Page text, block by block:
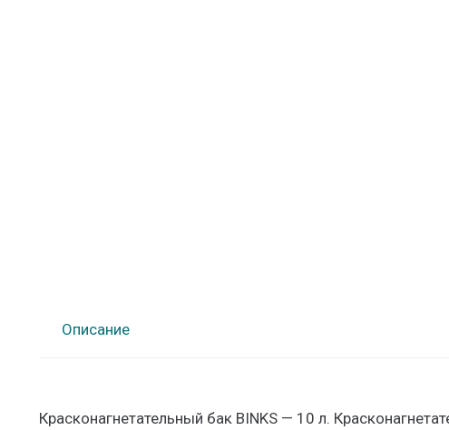
Описание
Красконагнетательный бак BINKS — 10 л.